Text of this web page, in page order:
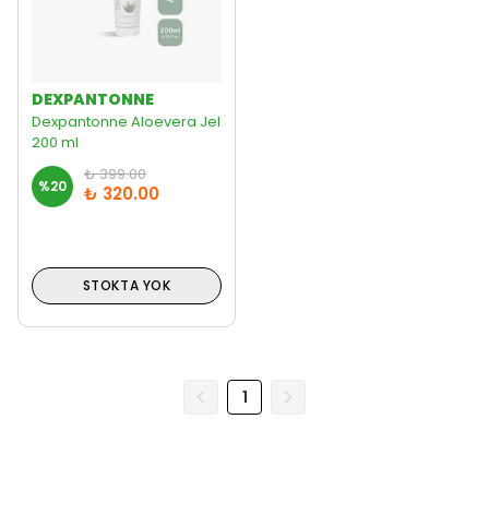
DEXPANTONNE
Dexpantonne Aloevera Jel
200 ml
%20
₺ 399.00
₺ 320.00
STOKTA YOK
1